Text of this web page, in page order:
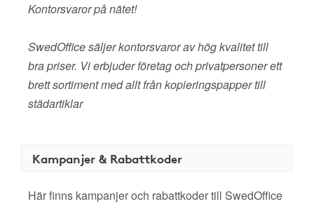
Kontorsvaror på nätet!
SwedOffice säljer kontorsvaror av hög kvalitet till
bra priser. Vi erbjuder företag och privatpersoner ett
brett sortiment med allt från kopieringspapper till
städartiklar
Kampanjer & Rabattkoder
Här finns kampanjer och rabattkoder till SwedOffice